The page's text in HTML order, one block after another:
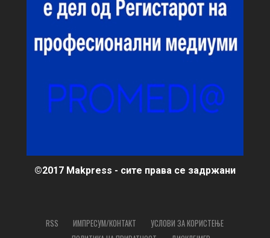
©2017 Makpress - сите права се задржани
RSS ИМПРЕСУМ/КОНТАКТ
УСЛОВИ ЗА КОРИСТЕЊЕ